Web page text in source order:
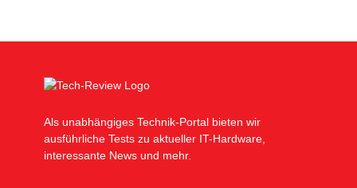
Als unabhängiges Technik-Portal bieten wir
ausführliche Tests zu aktueller IT-Hardware,
interessante News und mehr.